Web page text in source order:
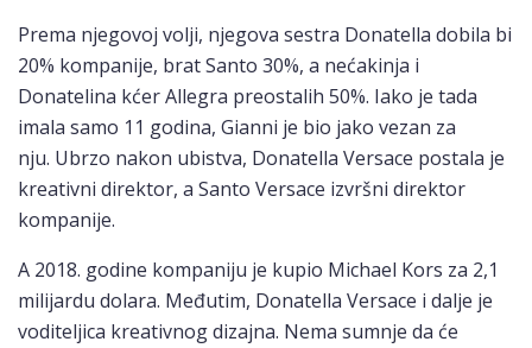
Prema njegovoj volji, njegova sestra Donatella dobila bi
20% kompanije, brat Santo 30%, a nećakinja i
Donatelina kćer Allegra preostalih 50%. Iako je tada
imala samo 11 godina, Gianni je bio jako vezan za
nju. Ubrzo nakon ubistva, Donatella Versace postala je
kreativni direktor, a Santo Versace izvršni direktor
kompanije.
A 2018. godine kompaniju je kupio Michael Kors za 2,1
milijardu dolara. Međutim, Donatella Versace i dalje je
voditeljica kreativnog dizajna. Nema sumnje da će